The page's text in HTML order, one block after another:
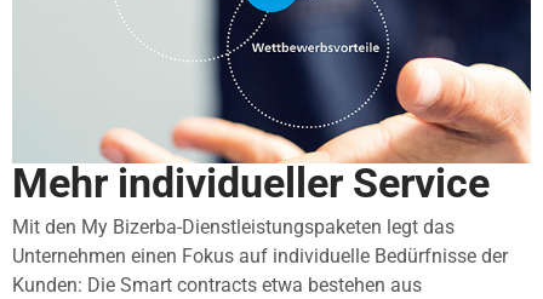
Mehr individueller Service
Mit den My Bizerba-Dienstleistungspaketen legt das
Unternehmen einen Fokus auf individuelle Bedürfnisse der
Kunden: Die Smart contracts etwa bestehen aus